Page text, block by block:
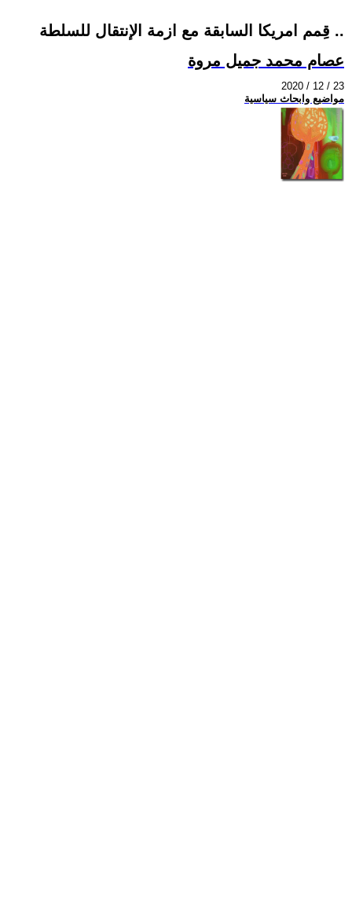
قِمم امريكا السابقة مع ازمة الإنتقال للسلطة ..
عصام محمد جميل مروة
2020 / 12 / 23
مواضيع وابحاث سياسية